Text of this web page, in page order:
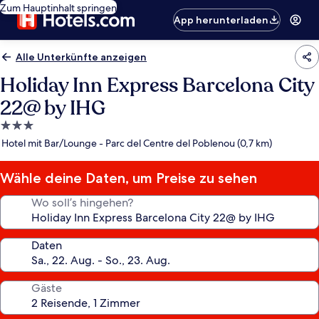
Zum Hauptinhalt springen
App herunterladen
Alle Unterkünfte anzeigen
Holiday Inn Express Barcelona City
22@ by IHG
3.0-
Sterne-
Hotel mit Bar/Lounge - Parc del Centre del Poblenou (0,7 km)
Wähle deine Daten, um Preise zu sehen
Wo soll’s hingehen?
Daten
Gäste